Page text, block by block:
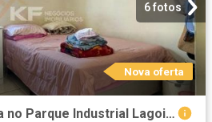
6 fotos
Nova oferta
Apartamento à Venda no Parque Industrial Lagoinha Ribeirão Preto/SP